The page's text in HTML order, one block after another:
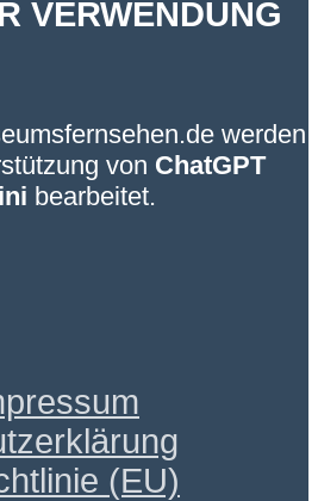
VERWENDUNG
werden
von ChatGPT
bearbeitet.
(EU)